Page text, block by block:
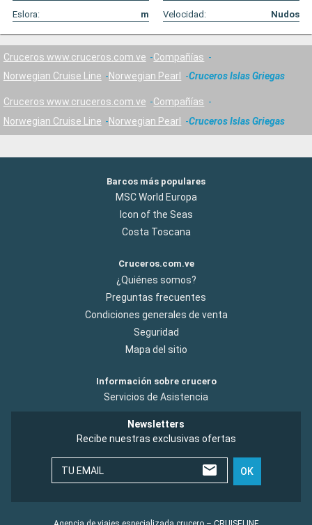
Eslora:
m Velocidad: Nudos
Cruceros www.cruceros.com.ve
Compañías
Norwegian Cruise Line
Norwegian Pearl Cruceros Islas Griegas
Cruceros www.cruceros.com.ve
Compañías
Norwegian Cruise Line
Norwegian Pearl Cruceros Islas Griegas
Barcos más populares
MSC World Europa
Icon of the Seas
Costa Toscana
Cruceros.com.ve
¿Quiénes somos?
Preguntas frecuentes
Condiciones generales de venta
Seguridad
Mapa del sitio
Información sobre crucero
Servicios de Asistencia
Newsletters
Recibe nuestras exclusivas ofertas
TU EMAIL OK